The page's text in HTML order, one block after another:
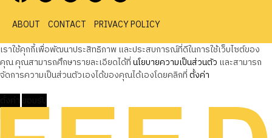
ABOUT CONTACT
PRIVACY POLICY
เราใช้คุกกี้เพื่อพัฒนาประสิทธิภาพ และประสบการณ์ที่ดีในการใช้เว็บไซต์ของ
คุณ คุณสามารถศึกษารายละเอียดได้ที่นโยบายความเป็นส่วนตัว และสามารถ
จัดการความเป็นส่วนตัวเองได้ของคุณได้เองโดยคลิกที่ตั้งค่า